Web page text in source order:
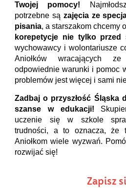
Twojej pomocy!
potrzebne są zajęcia ze
pisania, a starszakom chcemy
korepetycje nie tylko przed
wychowawcy i wolontariusze
Aniołków wracających
odpowiednie warunki i pomoc
problemów jest więcej i sami
Zadbaj o przyszłość Śląska
szanse w edukacji!
uczenie się w szkole
trudności, a to oznacza, że
Aniołkom wiele wyzwań.
rozwijać się!
Zapisz